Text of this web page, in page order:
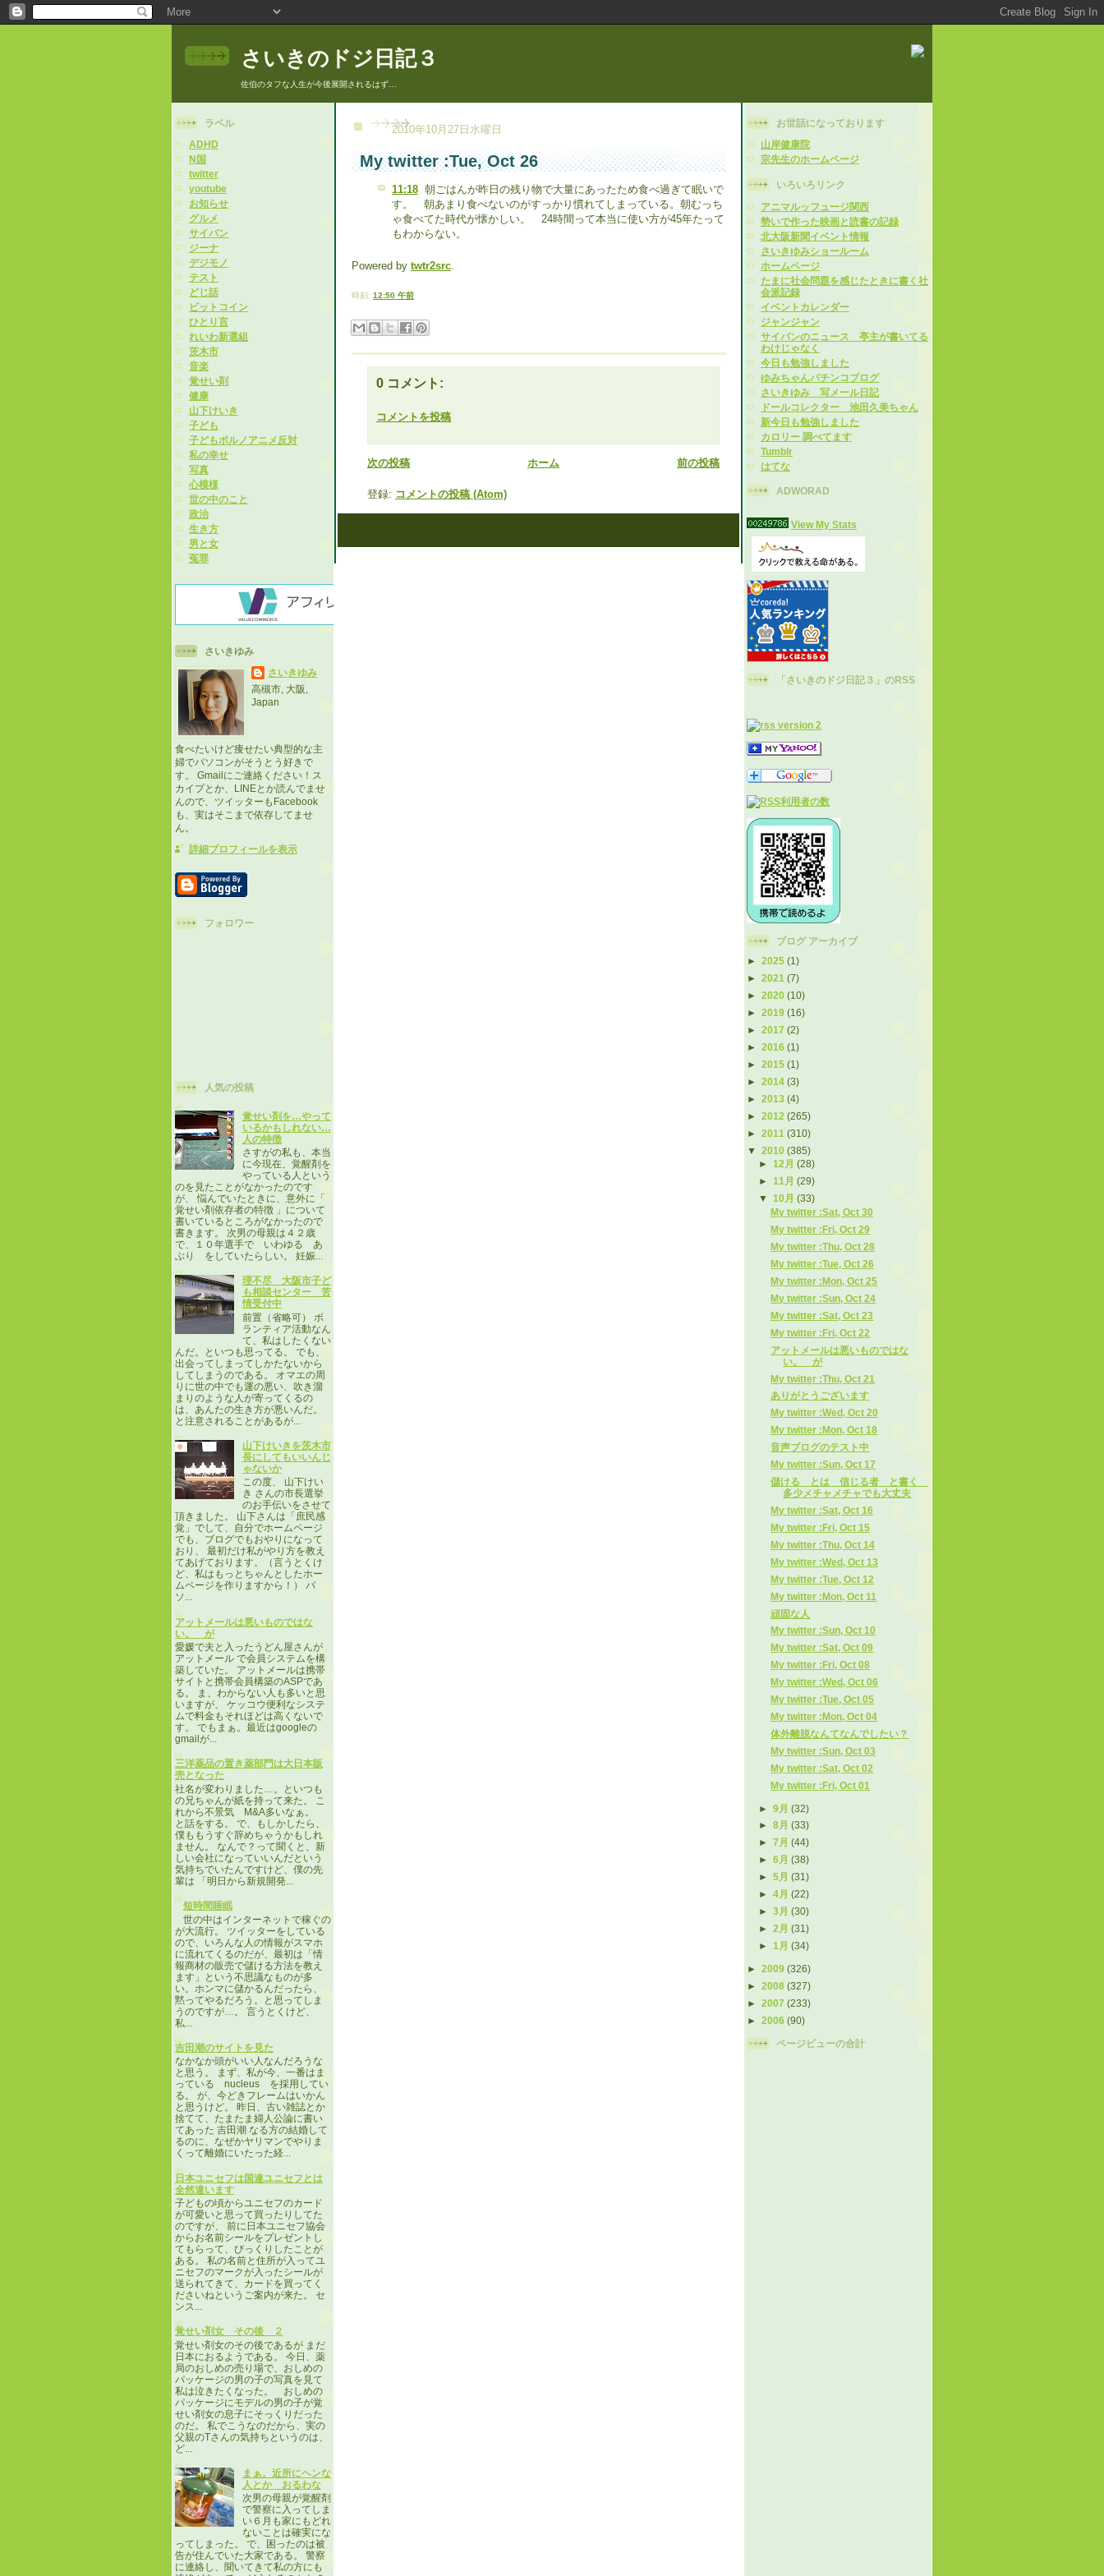
さいきのドジ日記３
佐伯のタフな人生が今後展開されるはず…
ラベル
ADHD
N国
twitter
youtube
お知らせ
グルメ
サイパン
ジーナ
デジモノ
テスト
どじ話
ビットコイン
ひとり言
れいわ新選組
茨木市
音楽
覚せい剤
健康
山下けいき
子ども
子どもポルノアニメ反対
私の幸せ
写真
心模様
世の中のこと
政治
生き方
男と女
冤罪
さいきゆみ
さいきゆみ
高槻市, 大阪,
Japan
食べたいけど痩せたい典型的な主
婦でパソコンがそうとう好きで
す。 Gmailにご連絡ください！ス
カイプとか、LINEとか読んでませ
んので、ツイッターもFacebook
も、実はそこまで依存してませ
ん。
詳細プロフィールを表示
フォロワー
人気の投稿
覚せい剤を…やって
いるかもしれない…
人の特徴
さすがの私も、本当
に今現在、覚醒剤を
やっている人という
のを見たことがなかったのです
が、 悩んでいたときに、意外に「
覚せい剤依存者の特徴 」について
書いているところがなかったので
書きます。 次男の母親は４２歳
で、１０年選手で いわゆる あ
ぶり をしていたらしい。 妊娠...
理不尽 大阪市子ど
も相談センター 苦
情受付中
前置（省略可） ボ
ランティア活動なん
て、私はしたくない
んだ。といつも思ってる。 でも、
出会ってしまってしかたないから
してしまうのである。 オマエの周
りに世の中でも運の悪い、吹き溜
まりのような人が寄ってくるの
は、あんたの生き方が悪いんだ。
と注意されることがあるが...
山下けいきを茨木市
長にしてもいいんじ
ゃないか
この度、 山下けい
き さんの市長選挙
のお手伝いをさせて
頂きました。 山下さんは「庶民感
覚」でして、自分でホームページ
でも、ブログでもおやりになって
おり、 最初だけ私がやり方を教え
てあげております。（言うとくけ
ど、私はもっとちゃんとしたホー
ムページを作りますから！） パ
ソ...
アットメールは悪いものではな
い。 が
愛媛で夫と入ったうどん屋さんが
アットメール で会員システムを構
築していた。 アットメールは携帯
サイトと携帯会員構築のASPであ
る。 ま、わからない人も多いと思
いますが、 ケッコウ便利なシステ
ムで料金もそれほどは高くないで
す。 でもまぁ。最近はgoogleの
gmailが...
三洋薬品の置き薬部門は大日本販
売となった
社名が変わりました…。といつも
の兄ちゃんが紙を持って来た。 こ
れから不景気 M&A多いなぁ。
と話をする。 で、もしかしたら、
僕ももうすぐ辞めちゃうかもしれ
ません。 なんで？って聞くと、新
しい会社になっていいんだという
気持ちでいたんですけど、僕の先
輩は 「明日から新規開発...
短時間睡眠
世の中はインターネットで稼ぐの
が大流行。 ツイッターをしている
ので、いろんな人の情報がスマホ
に流れてくるのだが、最初は「情
報商材の販売で儲ける方法を教え
ます」という不思議なものが多
い。ホンマに儲かるんだったら、
黙ってやるだろう。と思ってしま
うのですが…。 言うとくけど、
私...
吉田潮のサイトを見た
なかなか頭がいい人なんだろうな
と思う。 まず、私が今、一番はま
っている nucleus を採用してい
る。 が、今どきフレームはいかん
と思うけど。 昨日、古い雑誌とか
捨てて、たまたま婦人公論に書い
てあった 吉田潮 なる方の結婚して
るのに、なぜかヤリマンでやりま
くって離婚にいたった経...
日本ユニセフは国連ユニセフとは
全然違います
子どもの頃からユニセフのカード
が可愛いと思って買ったりしてた
のですが、 前に日本ユニセフ協会
からお名前シールをプレゼントし
てもらって、びっくりしたことが
ある。 私の名前と住所が入ってユ
ニセフのマークが入ったシールが
送られてきて、カードを買ってく
ださいねというご案内が来た。 セ
ンス...
覚せい剤女 その後 ２
覚せい剤女のその後であるが まだ
日本におるようである。 今日、薬
局のおしめの売り場で、おしめの
パッケージの男の子の写真を見て
私は泣きたくなった。 おしめの
パッケージにモデルの男の子が覚
せい剤女の息子にそっくりだった
のだ。 私でこうなのだから、実の
父親のTさんの気持ちというのは、
ど...
まぁ。近所にヘンな
人とか おるわな
次男の母親が覚醒剤
で警察に入ってしま
い６月も家にもどれ
ないことは確実にな
ってしまった。 で、困ったのは被
告が住んでいた大家である。 警察
に連絡し、聞いてきて私の方にも
お世話になっております
山岸健康院
宗先生のホームページ
いろいろリンク
アニマルッフュージ関西
勢いで作った映画と読書の記録
北大阪新聞イベント情報
さいきゆみショールーム
ホームページ
たまに社会問題を感じたときに書く社
会派記録
イベントカレンダー
ジャンジャン
サイパンのニュース 亭主が書いてる
わけじゃなく
今日も勉強しました
ゆみちゃんパチンコブログ
さいきゆみ 写メール日記
ドールコレクター 池田久美ちゃん
新今日も勉強しました
カロリー 調べてます
Tumblr
はてな
ADWORAD
View My Stats
「さいきのドジ日記３」のRSS
ブログ アーカイブ
► 2025 (1)
► 2021 (7)
► 2020 (10)
► 2019 (16)
► 2017 (2)
► 2016 (1)
► 2015 (1)
► 2014 (3)
► 2013 (4)
► 2012 (265)
► 2011 (310)
▼ 2010 (385)
►12月(28)
►11月(29)
▼10月(33)
My twitter :Sat, Oct 30
My twitter :Fri, Oct 29
My twitter :Thu, Oct 28
My twitter :Tue, Oct 26
My twitter :Mon, Oct 25
My twitter :Sun, Oct 24
My twitter :Sat, Oct 23
My twitter :Fri, Oct 22
アットメールは悪いものではな
い。 が
My twitter :Thu, Oct 21
ありがとうございます
My twitter :Wed, Oct 20
My twitter :Mon, Oct 18
音声ブログのテスト中
My twitter :Sun, Oct 17
儲ける とは 信じる者 と書く
多少メチャメチャでも大丈夫
My twitter :Sat, Oct 16
My twitter :Fri, Oct 15
My twitter :Thu, Oct 14
My twitter :Wed, Oct 13
My twitter :Tue, Oct 12
My twitter :Mon, Oct 11
頑固な人
My twitter :Sun, Oct 10
My twitter :Sat, Oct 09
My twitter :Fri, Oct 08
My twitter :Wed, Oct 06
My twitter :Tue, Oct 05
My twitter :Mon, Oct 04
体外離脱なんてなんでしたい？
My twitter :Sun, Oct 03
My twitter :Sat, Oct 02
My twitter :Fri, Oct 01
►9月(32)
►8月(33)
►7月(44)
►6月(38)
►5月(31)
►4月(22)
►3月(30)
►2月(31)
►1月(34)
► 2009 (326)
► 2008 (327)
► 2007 (233)
► 2006 (90)
ページビューの合計
2010年10月27日水曜日
My twitter :Tue, Oct 26
11:18 朝ごはんが昨日の残り物で大量にあったため食べ過ぎて眠いで
す。 朝あまり食べないのがすっかり慣れてしまっている。朝むっち
ゃ食べてた時代が懐かしい。 24時間って本当に使い方が45年たって
もわからない。
Powered by twtr2src.
時刻: 12:50 午前
0 コメント:
コメントを投稿
次の投稿 前の投稿
ホーム
登録: コメントの投稿 (Atom)